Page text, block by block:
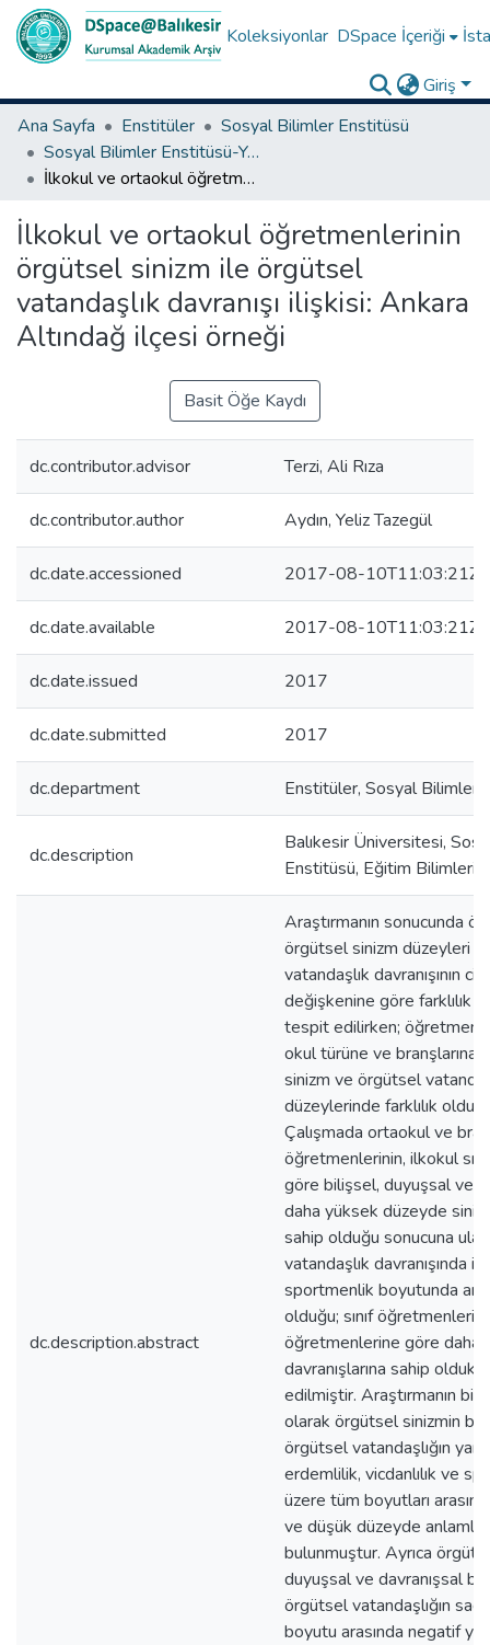
Koleksiyonlar DSpace İçeriği
Giriş
Ana Sayfa
Enstitüler
Sosyal Bilimler Enstitüsü
Sosyal Bilimler Enstitüsü-Yüksek Lisans Tezleri
İlkokul ve ortaokul öğretmenlerinin örgütsel sinizm ile örgütsel vatandaşlık davranışı ilişkisi: Ankara Altındağ ilçesi örneği
İlkokul ve ortaokul öğretmenlerinin
örgütsel sinizm ile örgütsel
vatandaşlık davranışı ilişkisi: Ankara
Altındağ ilçesi örneği
Basit Öğe Kaydı
dc.contributor.advisor Terzi, Ali Rıza
dc.contributor.author Aydın, Yeliz Tazegül
dc.date.accessioned 2017-08-10T11:03:21Z
dc.date.available 2017-08-10T11:03:21Z
dc.date.issued 2017
dc.date.submitted 2017
dc.department Enstitüler, Sosyal Bilimler
dc.description
Balıkesir Üniversitesi,
Enstitüsü, Eğitim Bilimleri
dc.description.abstract
Araştırmanın sonucunda
örgütsel sinizm düzeyleri
vatandaşlık davranışının
değişkenine göre farklılık
tespit edilirken;
okul türüne ve branşlarına
sinizm ve örgütsel
düzeylerinde farklılık
Çalışmada ortaokul ve
öğretmenlerinin, ilkokul
göre bilişsel, duyuşsal ve
daha yüksek düzeyde sinik
sahip olduğu sonucuna
vatandaşlık davranışında
sportmenlik boyutunda
olduğu; sınıf
öğretmenlerine göre daha
davranışlarına sahip
edilmiştir. Araştırmanın bir
olarak örgütsel sinizmin
örgütsel vatandaşlığın
erdemlilik, vicdanlılık ve
üzere tüm boyutları
ve düşük düzeyde anlamlı
bulunmuştur. Ayrıca
duyuşsal ve davranışsal
örgütsel vatandaşlığın
boyutu arasında negatif